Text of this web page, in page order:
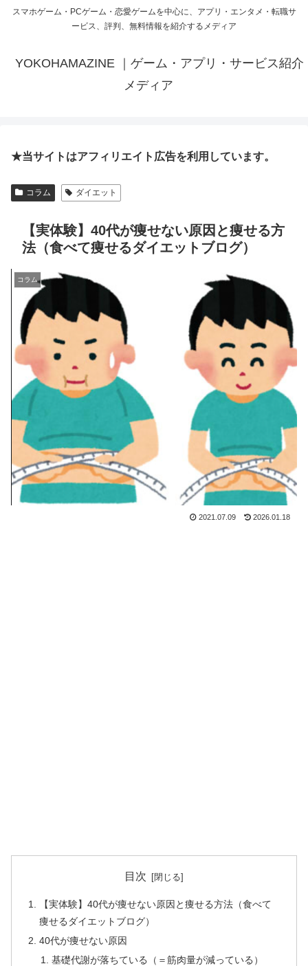
スマホゲーム・PCゲーム・恋愛ゲームを中心に、アプリ・エンタメ・転職サ
ービス、評判、無料情報を紹介するメディア
YOKOHAMAZINE ｜ゲーム・アプリ・サービス紹介
メディア
★当サイトはアフィリエイト広告を利用しています。
コラム ダイエット
【実体験】40代が痩せない原因と痩せる方
法（食べて痩せるダイエットブログ）
コラム
2021.07.09 2026.01.18
目次
【実体験】40代が痩せない原因と痩せる方法（食べて
痩せるダイエットブログ）
40代が痩せない原因
基礎代謝が落ちている（＝筋肉量が減っている）